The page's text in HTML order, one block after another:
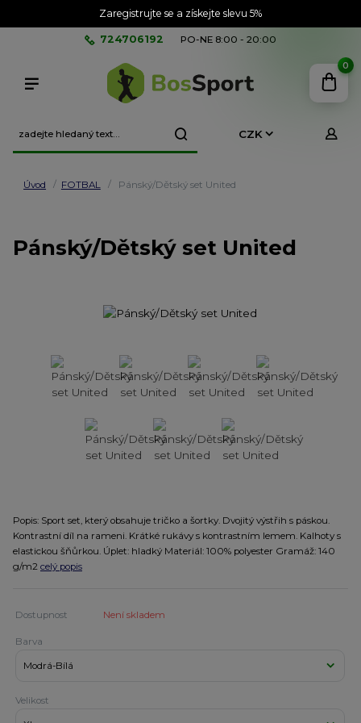
Zaregistrujte se a získejte slevu 5%
CZK
724706192 PO-NE 8:00 - 20:00
0
Úvod FOTBAL Pánský/Dětský set United
Pánský/Dětský set United
Popis: Sport set, který obsahuje tričko a šortky. Dvojitý výstřih s páskou.
Kontrastní díl na rameni. Krátké rukávy s kontrastním lemem. Kalhoty s
elastickou šňůrkou. Úplet: hladký Materiál: 100% polyester Gramáž: 140
g/m2 celý popis
Dostupnost Není skladem
Barva
Velikost